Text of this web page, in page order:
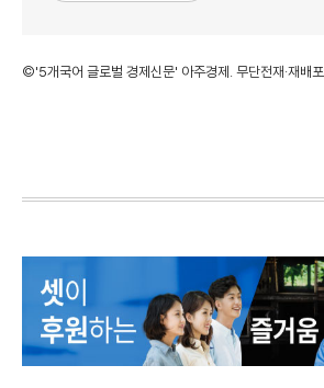
©'5개국어 글로벌 경제신문' 아주경제. 무단전재·재배포